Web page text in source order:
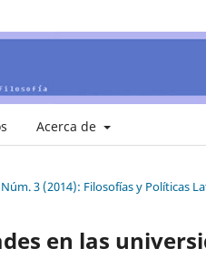
Acerca de
3 (2014): Filosofías y Políticas
en las